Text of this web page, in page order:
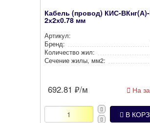
Кабель (провод) КИС-
2х2х0.78 мм
Артикул:
Бренд:
Количество жил:
Сечение жилы, мм2:
692.81 ₽/м На
В